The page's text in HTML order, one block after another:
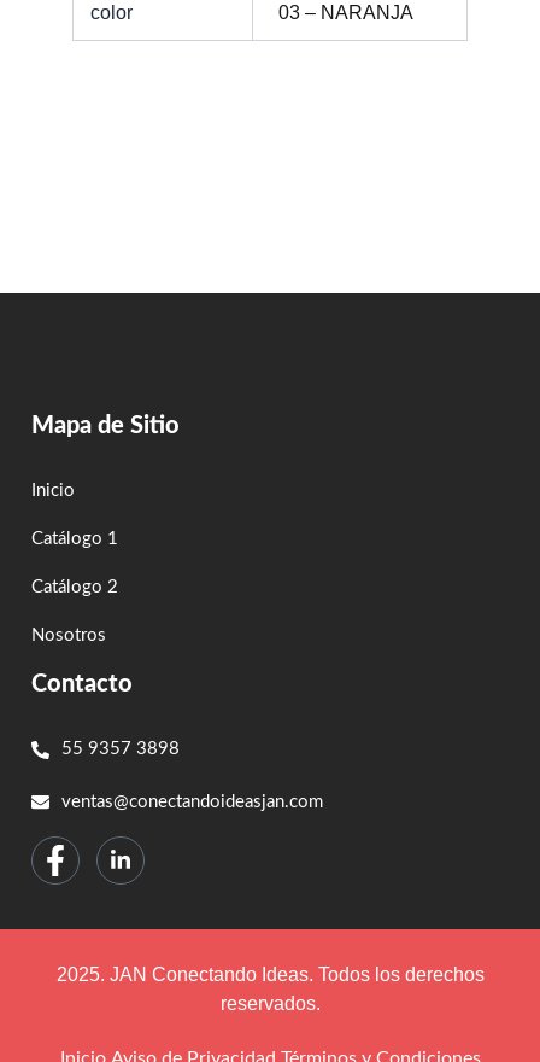
color 03 – NARANJA
Mapa de Sitio
Inicio
Catálogo 1
Catálogo 2
Nosotros
Contacto
55 9357 3898
ventas@conectandoideasjan.com
2025. JAN Conectando Ideas. Todos los derechos
reservados.